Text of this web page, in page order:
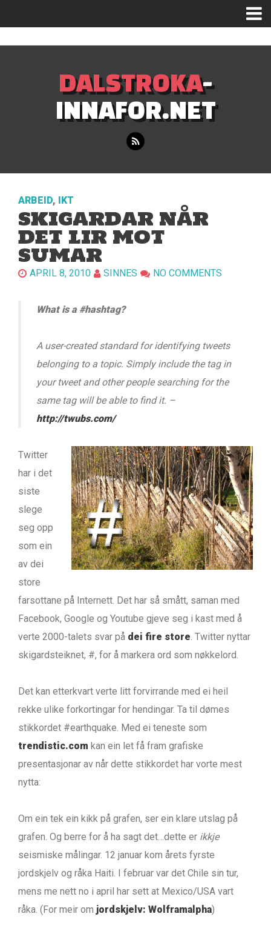
DALSTROKA-
INNAFOR.NET
ARBEID, IKT
SKIGARDAR NÅR
DET LIR MOT
SUMAR
APRIL 8, 2010 SINNES NO COMMENTS
What is a #hashtag?
A user-created standard for identifying tweets
belonging to a topic. Simply include the tag in
your tweet and other people searching for the
same tag will be able to find it. –
http://twubs.com/
Twitter
har i det
siste
slege
seg opp
som ein
av dei
store
farsottane på Internett. Det har så smått, saman med
Facebook, Google og Youtube gjeve seg i kast med å
verte 2000-talets svar på dei fire store. Twitter nyttar
skigardsteiknet, #, for å markera ord som nøkkelord.
Det kan etterkvart verte litt forvirrande med ei heil
rekke ulike forkortingar for hendingar. Ta til dømes
stikkordet #earthquake. Med ei teneste som
trendistic.com kan ein let få fram grafiske
presentasjonar av når dette stikkordet har vorte mest
nytta:
Om ein tek ein kikk på grafen, ser ein klare utslag på
grafen. Og berre for å ha sagt det…dette er ikkje
seismiske målingar. 12 januar kom årets fyrste
jordskjelv og råka Haiti. I februar var det Chile sin tur,
mens me nett no i april har sett at Mexico/USA vart
råka. (For meir om jordskjelv: Wolframalpha)